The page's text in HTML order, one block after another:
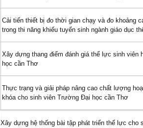
Cải tiến thiết bị đo thời gian chạy và đo khoảng
trong thi năng khiếu tuyển sinh ngành giáo dục
Xây dựng thang điểm đánh giá thể lực sinh
học cần Thơ
Thực trạng và giải pháp nâng cao chất lượng
khóa cho sinh viên Trường Đại học cần Thơ
Xây dựng hệ thống bài tập phát triển thể lực cho